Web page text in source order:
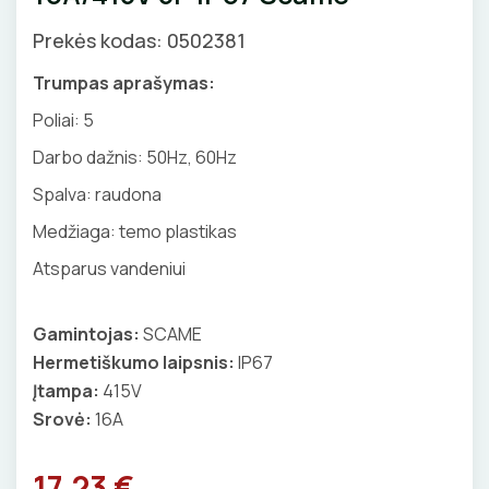
ANTGALIAI
ILGIKLIAI/ KIŠTUKAI
IZOLIACINĖS JUOSTOS
TERMO VAMZDELIAI, PIRŠTINĖS
TVIRTINIMO DETALĖS
Prekės kodas: 0502381
Trumpas aprašymas:
Poliai: 5
Darbo dažnis: 50Hz, 60Hz
Spalva: raudona
Medžiaga: temo plastikas
Atsparus vandeniui
Gamintojas: SCAME
Hermetiškumo laipsnis: IP67
Įtampa: 415V
Srovė: 16A